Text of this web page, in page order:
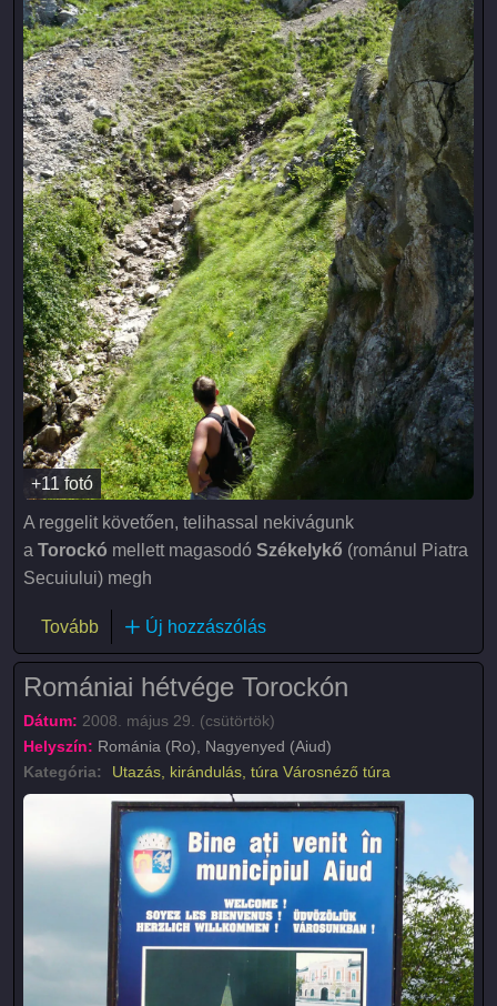
+11 fotó
A reggelit követően, telihassal nekivágunk
a Torockó mellett magasodó Székelykő (románul Piatra
Secuiului) megh
Tovább(Székelykő (Piatra Secuiului))
Új hozzászólás
Romániai hétvége Torockón
Dátum: 2008. május 29. (csütörtök)
Helyszín: Románia (Ro), Nagyenyed (Aiud)
Kategória:
Utazás, kirándulás, túra Városnéző túra